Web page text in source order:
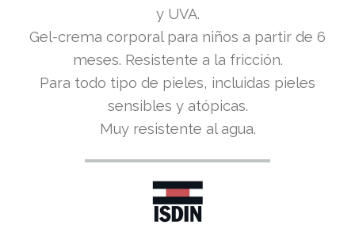
y UVA.
Gel-crema corporal para niños a partir de 6
meses. Resistente a la fricción.
Para todo tipo de pieles, incluidas pieles
sensibles y atópicas.
Muy resistente al agua.